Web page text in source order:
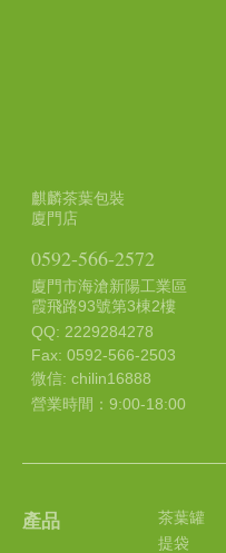
麒麟茶葉包裝
廈門店
0592-566-2572
廈門市海滄新陽工業區
霞飛路93號第3棟2樓
QQ: 2229284278
Fax: 0592-566-2503
微信: chilin16888
營業時間：9:00-18:00
產品
茶葉罐
提袋